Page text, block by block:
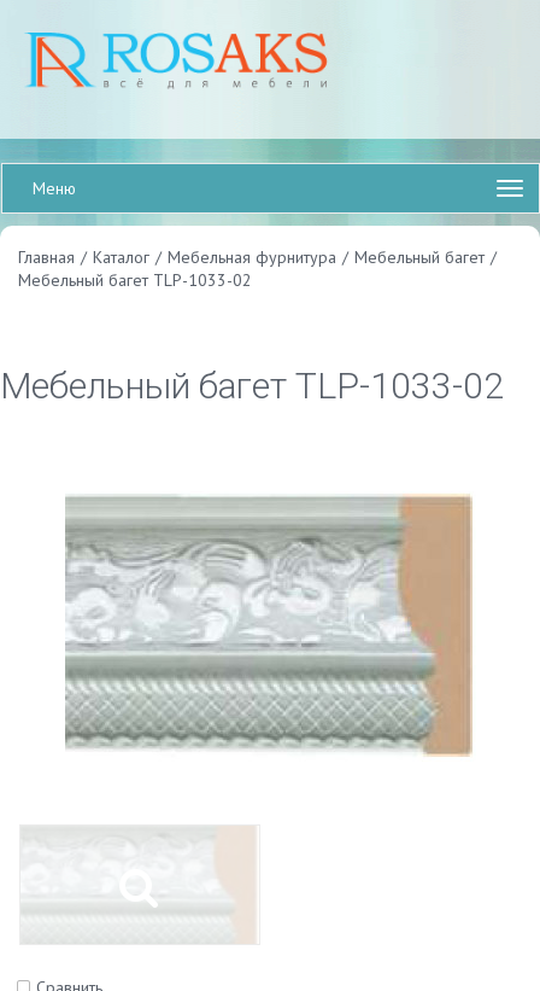
Меню
Главная / Каталог / Мебельная фурнитура / Мебельный багет /
Мебельный багет TLP-1033-02
Мебельный багет TLP-1033-02